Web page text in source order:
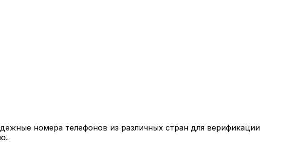
номера телефонов из различных стран для верификации